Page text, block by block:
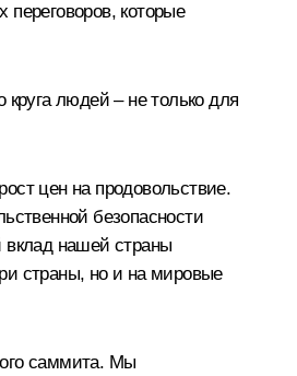
которые
людей – не только для
цен на продовольствие.
безопасности
вклад нашей страны
страны, но и на мировые
саммита. Мы